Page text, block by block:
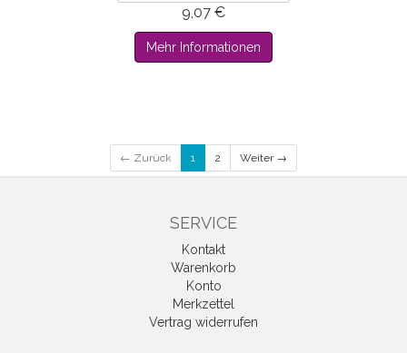
9,07 €
Mehr Informationen
← Zurück 1 2 Weiter →
SERVICE
Kontakt
Warenkorb
Konto
Merkzettel
Vertrag widerrufen